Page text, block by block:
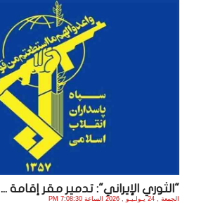
"الثوري الإيراني": تدمير مقر إقامة ...
الجمعة , 24 يـولـيـو , 2026 الساعة 7:08:30 PM